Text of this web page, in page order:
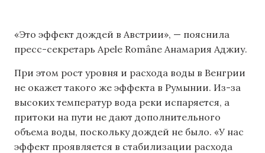
«Это эффект дождей в Австрии», — пояснила
пресс-секретарь Apele Române Анамария Аджиу.
При этом рост уровня и расхода воды в Венгрии
не окажет такого же эффекта в Румынии. Из-за
высоких температур вода реки испаряется, а
притоки на пути не дают дополнительного
объема воды, поскольку дождей не было. «У нас
эффект проявляется в стабилизации расхода